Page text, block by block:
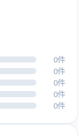
0件
0件
0件
0件
0件